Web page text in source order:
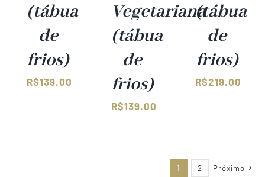
(tábua
de
frios)
R$139.00
Vegetariana
(tábua
de
frios)
R$139.00
(tábua
de
frios)
R$219.00
1 2 Próximo